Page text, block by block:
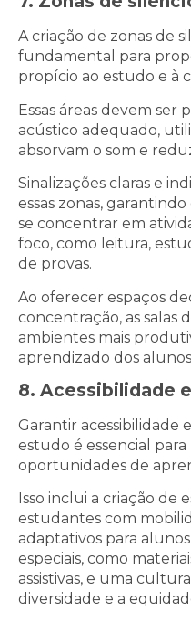
A criação de zonas de
fundamental para
propício ao estudo e à
Essas áreas devem ser
acústico adequado,
absorvam o som e
Sinalizações claras e
essas zonas,
se concentrar em
foco, como leitura,
de provas.
Ao oferecer espaços
concentração, as salas
ambientes mais
aprendizado dos
8. Acessibilidade
Garantir acessibilidade
estudo é essencial
oportunidades de
Isso inclui a criação de
estudantes com
adaptativos para
especiais, como
assistivas, e uma
diversidade e a